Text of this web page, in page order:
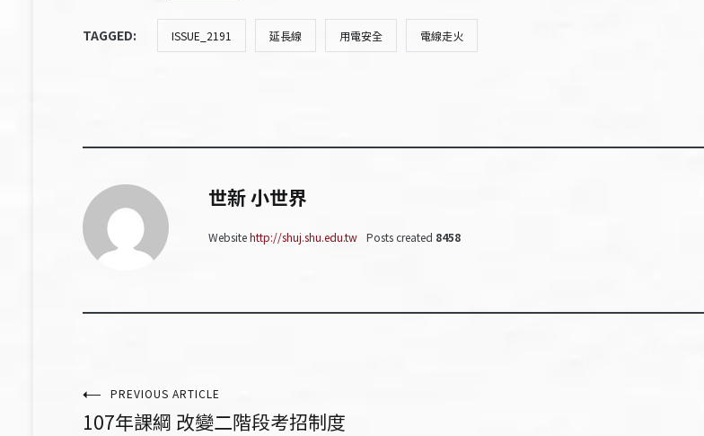
TAGGED: ISSUE_2191 延長線 用電安全 電線走火
世新 小世界
Websitehttp://shuj.shu.edu.tw Posts created 8458
文PREVIOUS ARTICLE
107年課綱 改變二階段考招制度